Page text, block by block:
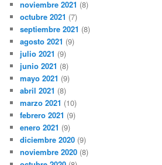
noviembre 2021 (8)
octubre 2021 (7)
septiembre 2021 (8)
agosto 2021 (9)
julio 2021 (9)
junio 2021 (8)
mayo 2021 (9)
abril 2021 (8)
marzo 2021 (10)
febrero 2021 (9)
enero 2021 (9)
diciembre 2020 (9)
noviembre 2020 (8)